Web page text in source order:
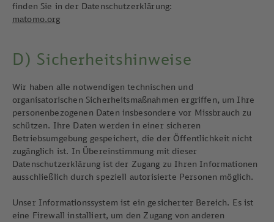
finden Sie in der Datenschutzerklärung:
matomo.org
D) Sicherheitshinweise
Wir haben alle notwendigen technischen und
organisatorischen Sicherheitsmaßnahmen ergriffen, um Ihre
personenbezogenen Daten insbesondere vor Missbrauch zu
schützen. Ihre Daten werden in einer sicheren
Betriebsumgebung gespeichert, die der Öffentlichkeit nicht
zugänglich ist. In Übereinstimmung mit dieser
Datenschutzerklärung ist der Zugang zu Ihren Informationen
ausschließlich durch speziell autorisierte Personen möglich.
Unser Informationssystem ist ein gesicherter Bereich. Es ist
eine Firewall installiert, um den Zugang von anderen